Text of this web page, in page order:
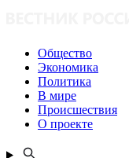
Общество
Экономика
Политика
В мире
Происшествия
О проекте